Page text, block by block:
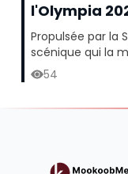
l'Olympia
Propulsée par la
scénique qui la
54